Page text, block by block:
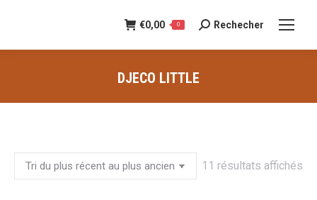
€0,00 0
Recherche
:
Rechecher
DJECO LITTLE
11 résultats affichés